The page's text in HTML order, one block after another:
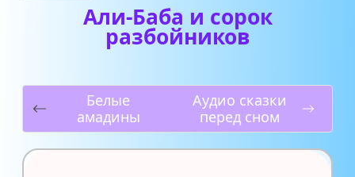
Али-Баба и сорок
разбойников
Белые
амадины
Аудио сказки
перед сном